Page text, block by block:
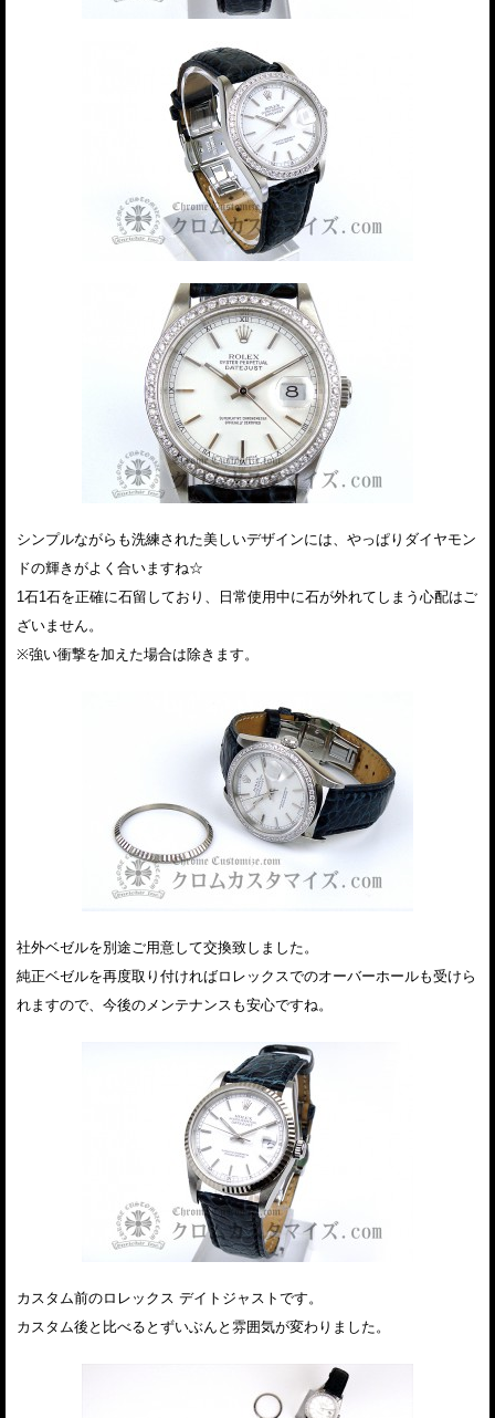
シンプルながらも洗練された美しいデザインには、やっぱりダイヤモン
ドの輝きがよく合いますね☆
1石1石を正確に石留しており、日常使用中に石が外れてしまう心配はご
ざいません。
※強い衝撃を加えた場合は除きます。
社外ベゼルを別途ご用意して交換致しました。
純正ベゼルを再度取り付ければロレックスでのオーバーホールも受けら
れますので、今後のメンテナンスも安心ですね。
カスタム前のロレックス デイトジャストです。
カスタム後と比べるとずいぶんと雰囲気が変わりました。